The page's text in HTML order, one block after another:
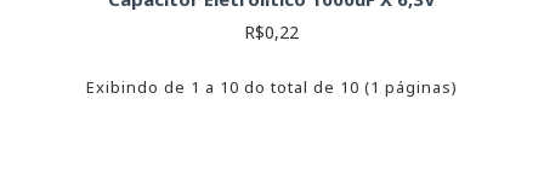
R$0,22
Exibindo de 1 a 10 do total de 10 (1 páginas)